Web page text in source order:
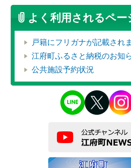
よく利用されるペー
戸籍にフリガナが記載され
江府町ふるさと納税のお知
公共施設予約状況